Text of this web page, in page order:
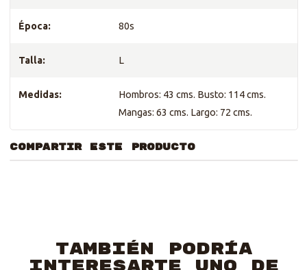
Época: 80s
Talla: L
Medidas:
Hombros: 43 cms. Busto: 114 cms.
Mangas: 63 cms. Largo: 72 cms.
COMPARTIR ESTE PRODUCTO
También podría